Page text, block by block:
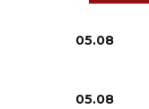
05.08
05.08